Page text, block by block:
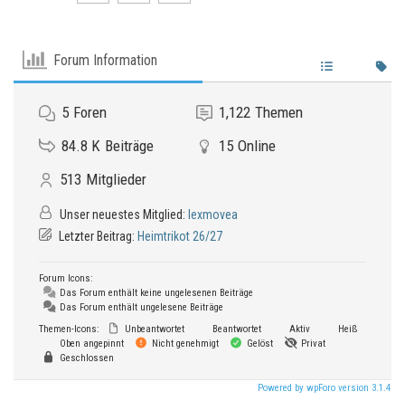
Forum Information
5 Foren 1,122 Themen
84.8 K Beiträge 15 Online
513 Mitglieder
Unser neuestes Mitglied: lexmovea
Letzter Beitrag: Heimtrikot 26/27
Forum Icons:
Das Forum enthält keine ungelesenen Beiträge
Das Forum enthält ungelesene Beiträge
Themen-Icons:
Unbeantwortet Beantwortet Aktiv
Heiß
Oben angepinnt
Nicht genehmigt Gelöst
Privat
Geschlossen
Powered by wpForo version 3.1.4